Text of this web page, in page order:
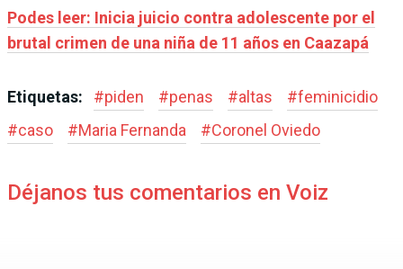
Podes leer: Inicia juicio contra adolescente por el
brutal crimen de una niña de 11 años en Caazapá
Etiquetas: #piden #penas #altas #feminicidio
#caso #Maria Fernanda #Coronel Oviedo
Déjanos tus comentarios en Voiz